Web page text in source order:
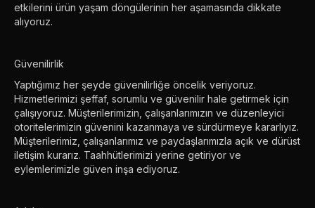
etkilerini ürün yaşam döngülerinin her aşamasında dikkate
alıyoruz.
Güvenilirlik
Yaptığımız her şeyde güvenilirliğe öncelik veriyoruz.
Hizmetlerimizi şeffaf, sorumlu ve güvenilir hale getirmek için
çalışıyoruz. Müşterilerimizin, çalışanlarımızın ve düzenleyici
otoritelerimizin güvenini kazanmaya ve sürdürmeye kararlıyız.
Müşterilerimiz, çalışanlarımız ve paydaşlarımızla açık ve dürüst
iletişim kurarız. Taahhütlerimizi yerine getiriyor ve
eylemlerimizle güven inşa ediyoruz.